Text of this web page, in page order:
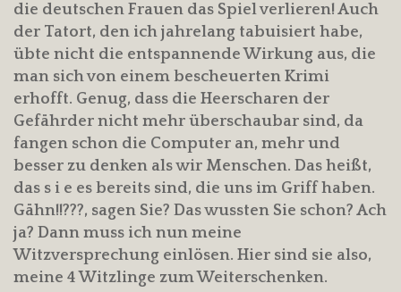
die deutschen Frauen das Spiel verlieren! Auch
der Tatort, den ich jahrelang tabuisiert habe,
übte nicht die entspannende Wirkung aus, die
man sich von einem bescheuerten Krimi
erhofft. Genug, dass die Heerscharen der
Gefährder nicht mehr überschaubar sind, da
fangen schon die Computer an, mehr und
besser zu denken als wir Menschen. Das heißt,
das s i e es bereits sind, die uns im Griff haben.
Gähn!!???, sagen Sie? Das wussten Sie schon? Ach
ja? Dann muss ich nun meine
Witzversprechung einlösen. Hier sind sie also,
meine 4 Witzlinge zum Weiterschenken.